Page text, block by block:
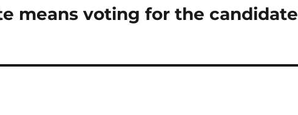
means voting for the candidate